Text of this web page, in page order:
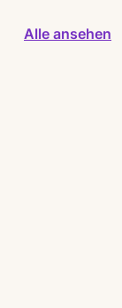
Alle ansehen